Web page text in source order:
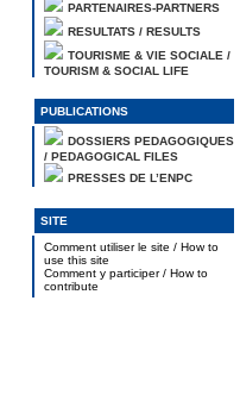
PARTENAIRES-PARTNERS
RESULTATS / RESULTS
TOURISME & VIE SOCIALE /
TOURISM & SOCIAL LIFE
PUBLICATIONS
DOSSIERS PEDAGOGIQUES
/ PEDAGOGICAL FILES
PRESSES DE L’ENPC
SITE
Comment utiliser le site / How to
use this site
Comment y participer / How to
contribute